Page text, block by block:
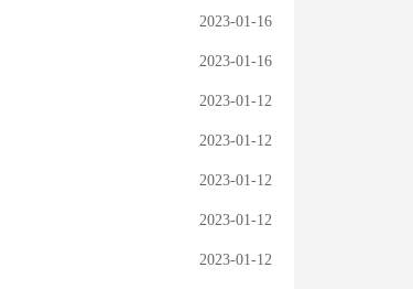
2023-01-16
2023-01-16
2023-01-12
2023-01-12
2023-01-12
2023-01-12
2023-01-12